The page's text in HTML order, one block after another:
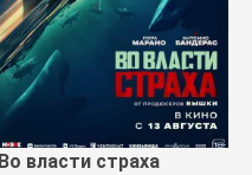
Во власти страха